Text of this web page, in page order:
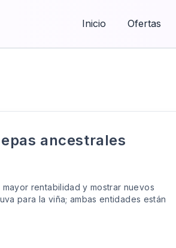
Inicio Ofertas
ancestrales
rentabilidad y mostrar nuevos
para la viña; ambas entidades están